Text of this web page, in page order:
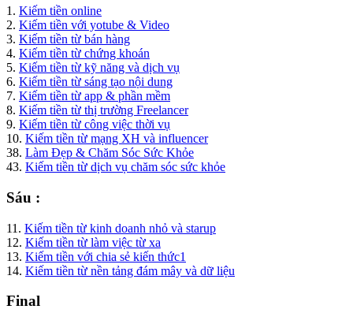
1. Kiếm tiền online
2. Kiếm tiền với yotube & Video
3. Kiếm tiền từ bán hàng
4. Kiếm tiền từ chứng khoán
5. Kiếm tiền từ kỹ năng và dịch vụ
6. Kiếm tiền từ sáng tạo nội dung
7. Kiếm tiền từ app & phần mềm
8. Kiếm tiền từ thị trường Freelancer
9. Kiếm tiền từ công việc thời vụ
10. Kiếm tiền từ mạng XH và influencer
38. Làm Đẹp & Chăm Sóc Sức Khỏe
43. Kiếm tiền từ dịch vụ chăm sóc sức khỏe
Sáu :
11. Kiếm tiền từ kinh doanh nhỏ và starup
12. Kiếm tiền từ làm việc từ xa
13. Kiếm tiền với chia sẻ kiến thức1
14. Kiếm tiền từ nền tảng đám mây và dữ liệu
Final